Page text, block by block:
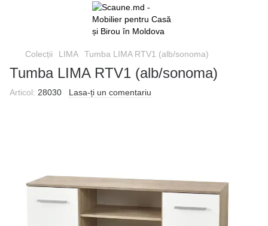
Colecții LIMA Tumba LIMA RTV1 (alb/sonoma)
Tumba LIMA RTV1 (alb/sonoma)
Articol: 28030 Lasa-ți un comentariu